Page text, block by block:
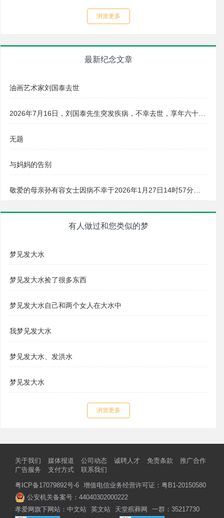
浏览更多
最新纪念文章
油画艺术家刘国泰去世
无题
与妈妈的告别
有人做过和您类似的梦
梦见发大水
梦见发大水捡了很多东西
梦见发大水自己和两个女人在大水中
我梦见发大水
梦见发大水、发洪水
梦见发大水
浏览更多
关于我们 媒体报道 公司动态 诚聘人才 免责条款
推广合作
广告服务
支付方式 联系我们
粤ICP备17079892号-6 增值电信业务经营许可证：粤B1-20150580
公安机关备案号：44040302000222
孝爱网旗下网站： 中文站 英文站 天堂殡葬网
一群：35217730